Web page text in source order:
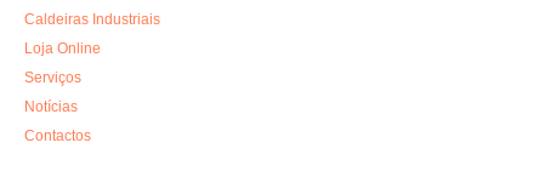
Caldeiras Industriais
Loja Online
Serviços
Notícias
Contactos